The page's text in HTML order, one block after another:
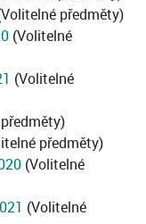
předměty)
(Volitelné
(Volitelné
předměty)
(Volitelné
(Volitelné